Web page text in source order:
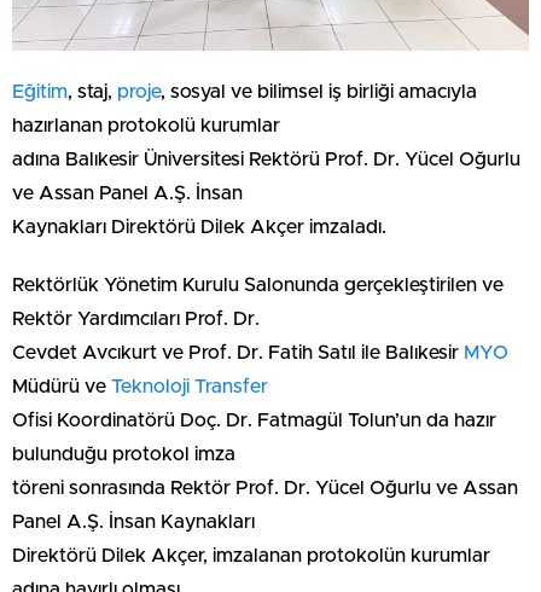
Eğitim, staj, proje, sosyal ve bilimsel iş birliği amacıyla
hazırlanan protokolü kurumlar
adına Balıkesir Üniversitesi Rektörü Prof. Dr. Yücel Oğurlu
ve Assan Panel A.Ş. İnsan
Kaynakları Direktörü Dilek Akçer imzaladı.
Rektörlük Yönetim Kurulu Salonunda gerçekleştirilen ve
Rektör Yardımcıları Prof. Dr.
Cevdet Avcıkurt ve Prof. Dr. Fatih Satıl ile Balıkesir MYO
Müdürü ve Teknoloji Transfer
Ofisi Koordinatörü Doç. Dr. Fatmagül Tolun’un da hazır
bulunduğu protokol imza
töreni sonrasında Rektör Prof. Dr. Yücel Oğurlu ve Assan
Panel A.Ş. İnsan Kaynakları
Direktörü Dilek Akçer, imzalanan protokolün kurumlar